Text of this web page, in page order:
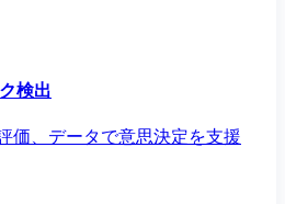
検出
価、データで意思決定を支援